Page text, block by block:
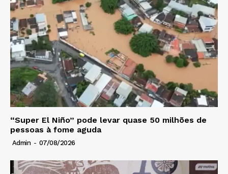
“Super El Niño” pode levar quase 50 milhões de
pessoas à fome aguda
Admin - 07/08/2026